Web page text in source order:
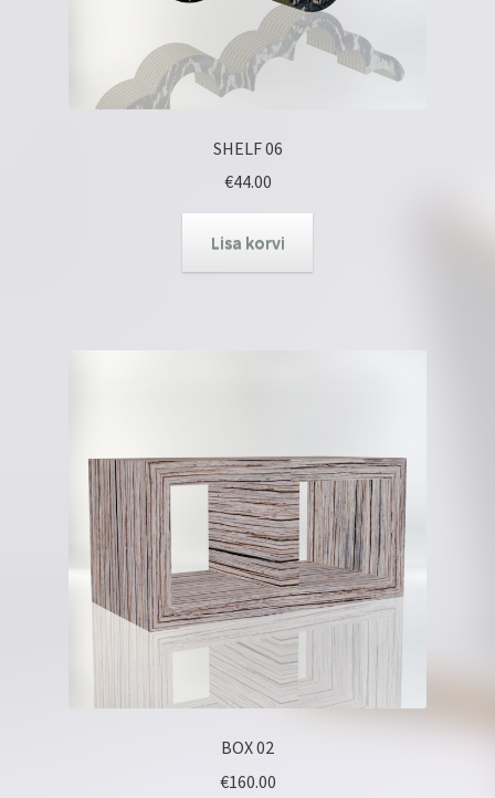
SHELF 06
€44.00
Lisa korvi
BOX 02
€160.00